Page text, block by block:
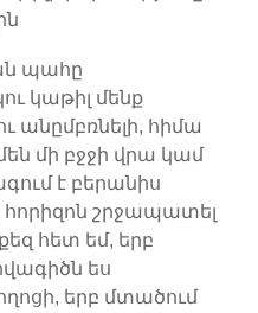
պահը
կաթիլ մենք
անըմբռնելի, հիմա
մի բջջի վրա կամ
է բերանիս
շրջապատել
հետ եմ, երբ
ես
երբ մտածում